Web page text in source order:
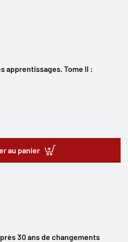
apprentissages. Tome II :
au panier
30 ans de changements